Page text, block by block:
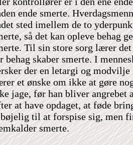
ende smerte.
sted imellem de to
så det kan opleve behag
Til sin store sorg lærer
behag skaber smerte. I
der en letargi og modvilje
et ønske om ikke at gøre
jage, før han bliver angrebet
at have opdaget, at føde
til at forspise sig, men
smerte.